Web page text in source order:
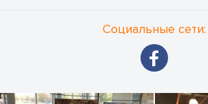
Социальные сети: